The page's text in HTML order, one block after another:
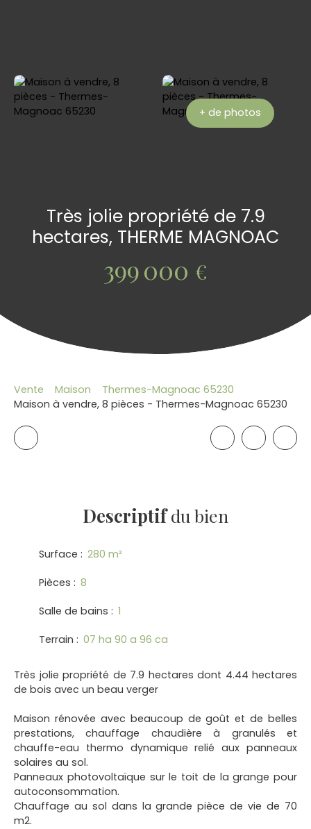
+ de photos
Très jolie propriété de 7.9
hectares, THERME MAGNOAC
399 000 €
Vente Maison
Thermes-Magnoac 65230
Maison à vendre, 8 pièces - Thermes-Magnoac 65230
Descriptifdu bien
Surface : 280 m²
Pièces : 8
Salle de bains : 1
Terrain : 07 ha 90 a 96 ca
Très jolie propriété de 7.9 hectares dont 4.44 hectares
de bois avec un beau verger
Maison rénovée avec beaucoup de goût et de belles
prestations, chauffage chaudière à granulés et
chauffe-eau thermo dynamique relié aux panneaux
solaires au sol.
Panneaux photovoltaïque sur le toit de la grange pour
autoconsommation.
Chauffage au sol dans la grande pièce de vie de 70
m2.